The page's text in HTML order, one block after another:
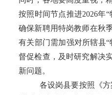
按照时间节点推进2026年“
确保新聘用特岗教师在秋
有关部门需加强对所辖县“
督促检查，及时研究解决
新问题。
各设岗县要按照《